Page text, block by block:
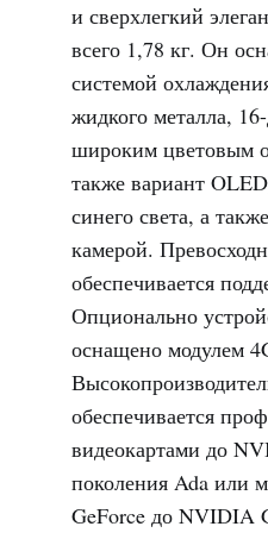
и сверхлегкий
всего 1,78 кг. Он
системой
жидкого металла,
широким цветовым
также вариант
синего света, а
камерой.
обеспечивается
Опционально
оснащено модулем
обеспечивается
видеокартами до
поколения Ada или
GeForce до NVIDIA